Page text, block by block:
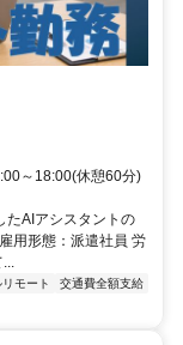
～18:00(休憩60分)
たAIアシスタントの
用形態：派遣社員 労
リモート
交通費全額支給